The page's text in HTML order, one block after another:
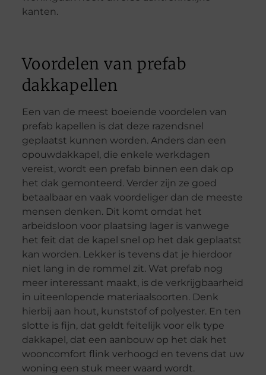
kanten.
Voordelen van prefab
dakkapellen
Een van de meest boeiende voordelen van
prefab kapellen is dat deze razendsnel
geplaatst kunnen worden. Anders dan een
opouwdakkapel, die enkele werkdagen
vereist, wordt een prefab binnen een dak op
het dak gemonteerd. Verder zijn ze goed
betaalbaar en vaak voordeliger dan de meeste
mensen denken. Dit komt omdat het
arbeidsloon voor plaatsing lager is vanwege
het feit dat de kapel snel op het dak geplaatst
kan worden. Lekker is tevens dat je hierdoor
niet lang in de rommel zit. Wat prefab nog
meer interessant maakt, is de verkrijgbaarheid
in uiteenlopende materiaalsoorten. Denk
hierbij aan hout, kunststof of polyester. En ten
slotte is fijn, dat geldt feitelijk voor elk type
dakkapel, dat een aanbouw op het dak het
wooncomfort flink verhoogd en tevens dat uw
woning een stuk meer waard wordt.